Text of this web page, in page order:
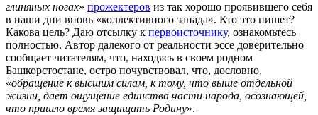
глиняных ногах» прожектеров из так хорошо проявившего себя
в наши дни вновь «коллективного запада». Кто это пишет?
Какова цель? Даю отсылку к первоисточнику, ознакомьтесь
полностью. Автор далекого от реальности эссе доверительно
сообщает читателям, что, находясь в своем родном
Башкорстостане, остро почувствовал, что, дословно,
«обращение к высшим силам, к тому, что выше отдельной
жизни, дает ощущение единства части народа, осознающей,
что пришло время защищать Родину».